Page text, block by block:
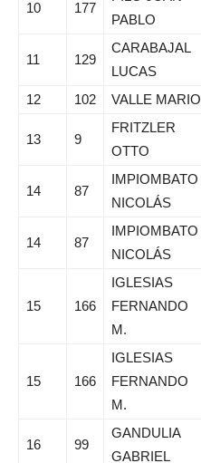
10 177
PABLO
11 129
CARABAJAL
LUCAS
12 102 VALLE MARIO
13 9
FRITZLER
OTTO
14 87
IMPIOMBATO
NICOLÁS
14 87
IMPIOMBATO
NICOLÁS
15 166
IGLESIAS
FERNANDO
M.
15 166
IGLESIAS
FERNANDO
M.
16 99
GANDULIA
GABRIEL